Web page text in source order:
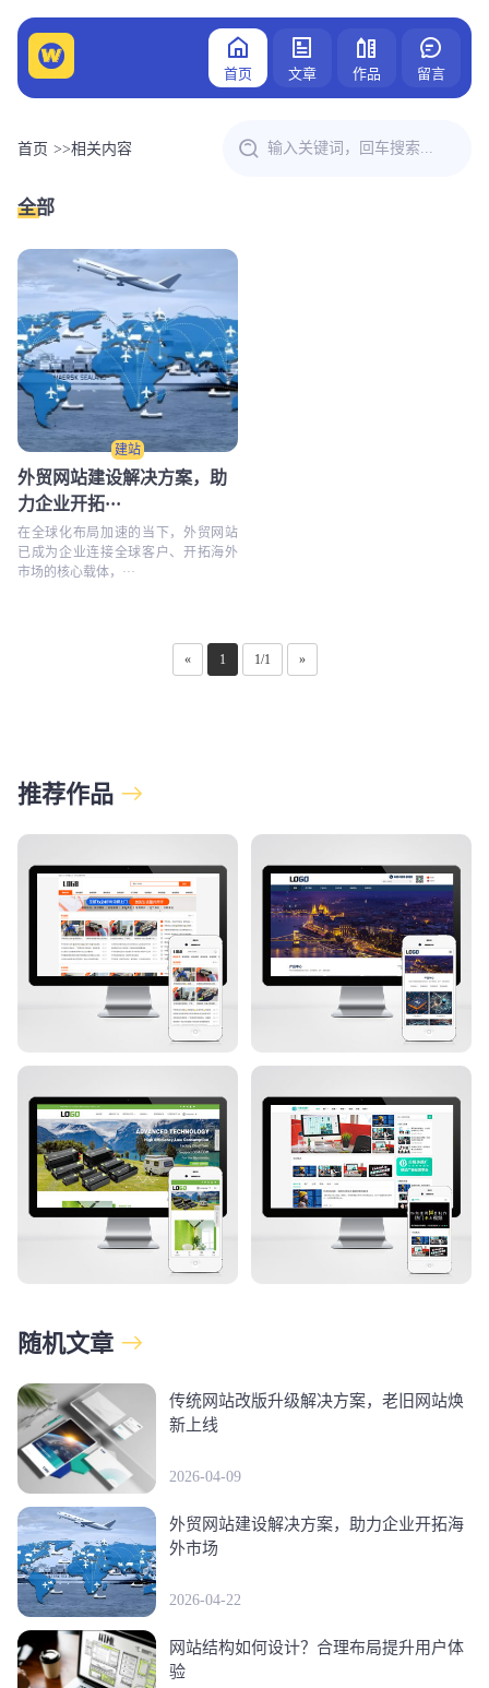
首页 文章 作品 留言
首页 >>相关内容
全部
建站
外贸网站建设解决方案，助
力企业开拓···
在全球化布局加速的当下，外贸网站
已成为企业连接全球客户、开拓海外
市场的核心载体，···
« 1 1/1 »
推荐作品
随机文章
传统网站改版升级解决方案，老旧网站焕
新上线
2026-04-09
外贸网站建设解决方案，助力企业开拓海
外市场
2026-04-22
网站结构如何设计？合理布局提升用户体
验